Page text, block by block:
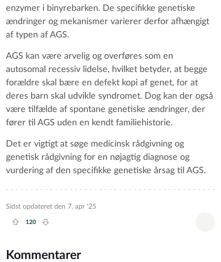
enzymer i binyrebarken. De specifikke genetiske
ændringer og mekanismer varierer derfor afhængigt
af typen af AGS.
AGS kan være arvelig og overføres som en
autosomal recessiv lidelse, hvilket betyder, at begge
forældre skal bære en defekt kopi af genet, for at
deres barn skal udvikle syndromet. Dog kan der også
være tilfælde af spontane genetiske ændringer, der
fører til AGS uden en kendt familiehistorie.
Det er vigtigt at søge medicinsk rådgivning og
genetisk rådgivning for en nøjagtig diagnose og
vurdering af den specifikke genetiske årsag til AGS.
Sidst opdateret den 7. apr '25
Plus rate
120
Minus rate
Kommentarer